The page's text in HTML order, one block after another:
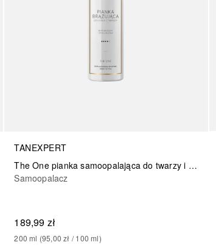
TANEXPERT
The One pianka samoopalająca do twarzy i ciała
Samoopalacz
189,99 zł
200 ml (95,00 zł / 100 ml)